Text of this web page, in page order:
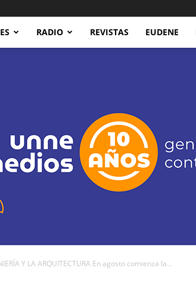
RADIO REVISTAS EUDENE
Y LA ARQUITECTURA En agosto comienza la...